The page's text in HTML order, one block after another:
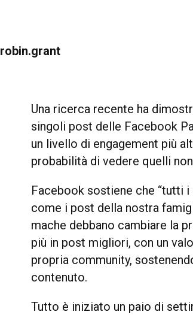
robin.grant
Una ricerca recente ha
singoli post delle Facebook
un livello di engagement più
probabilità di vedere quelli
Facebook sostiene che “tutti
come i post della nostra
mache debbano cambiare la
più in post migliori, con un
propria community,
contenuto.
Tutto è iniziato un paio di